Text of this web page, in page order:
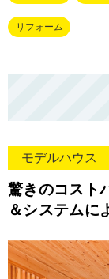
リフォーム
モデルハウス
驚きのコスト
＆システムに